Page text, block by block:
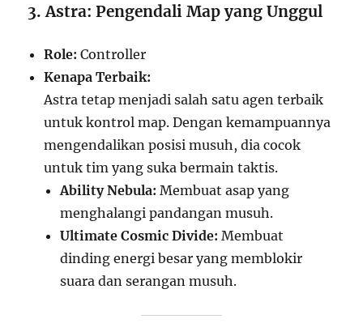
3. Astra: Pengendali Map yang Unggul
Role: Controller
Kenapa Terbaik:
Astra tetap menjadi salah satu agen terbaik
untuk kontrol map. Dengan kemampuannya
mengendalikan posisi musuh, dia cocok
untuk tim yang suka bermain taktis.
Ability Nebula: Membuat asap yang
menghalangi pandangan musuh.
Ultimate Cosmic Divide: Membuat
dinding energi besar yang memblokir
suara dan serangan musuh.